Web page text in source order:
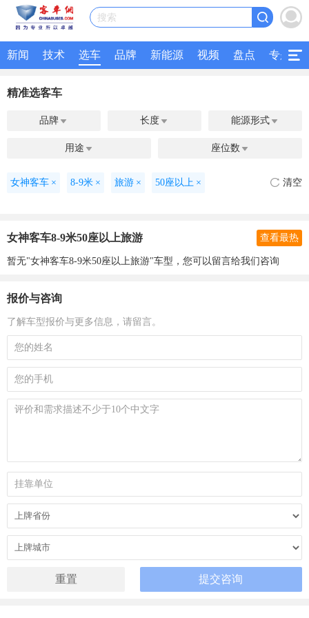
搜索
新闻 技术 选车 品牌 新能源 视频 盘点 专题
精准选客车
品牌  长度  能源形式 
用途  座位数 
女神客车 × 8-9米 × 旅游 × 50座以上 × 清空
女神客车8-9米50座以上旅游 查看最热
暂无"女神客车8-9米50座以上旅游"车型，您可以留言给我们咨询
报价与咨询
了解车型报价与更多信息，请留言。